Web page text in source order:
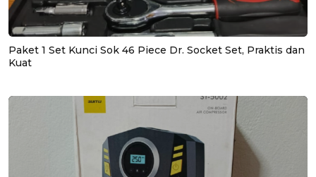
Paket 1 Set Kunci Sok 46 Piece Dr. Socket Set, Praktis dan
Kuat